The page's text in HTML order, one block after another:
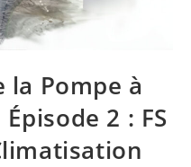
Pompe à
2 : FS